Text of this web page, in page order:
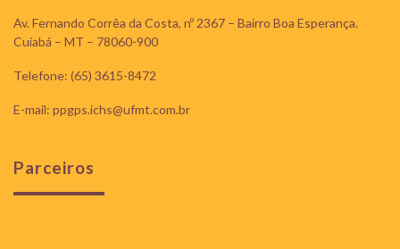
Av. Fernando Corrêa da Costa, nº 2367 – Bairro Boa Esperança.
Cuiabá – MT – 78060-900
Telefone: (65) 3615-8472
E-mail: ppgps.ichs@ufmt.com.br
Parceiros